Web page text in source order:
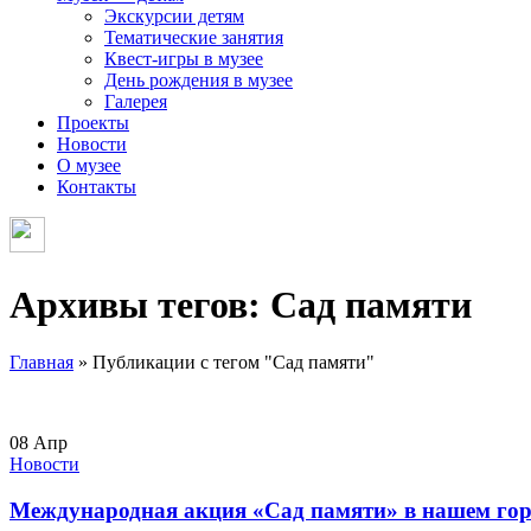
Экскурсии детям
Тематические занятия
Квест-игры в музее
День рождения в музее
Галерея
Проекты
Новости
О музее
Контакты
Архивы тегов: Сад памяти
Главная » Публикации с тегом "Сад памяти"
08 Апр
Новости
Международная акция «Сад памяти» в нашем